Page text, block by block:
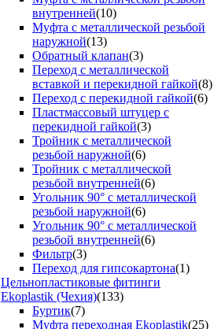
внутренней(10)
Муфта с металлической резьбой
наружной(13)
Обратный клапан(3)
Переход с металлической
вставкой и перекидной гайкой(8)
Переход с перекидной гайкой(6)
Пластмассовый штуцер с
перекидной гайкой(3)
Тройник с металлической
резьбой наружной(6)
Тройник с металлической
резьбой внутренней(6)
Угольник 90° с металлической
резьбой наружной(6)
Угольник 90° с металлической
резьбой внутренней(6)
Фильтр(3)
Переход для гипсокартона(1)
Цельнопластиковые фитинги
Ekoplastik (Чехия)(133)
Буртик(7)
Муфта переходная Ekoplastik(25)